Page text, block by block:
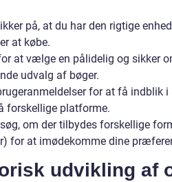
på, at du har den rigtige
at købe.
at vælge en pålidelig og sikker
udvalg af bøger.
for at få indblik i
forskellige platforme.
om der tilbydes forskellige
for at imødekomme dine
udvikling af